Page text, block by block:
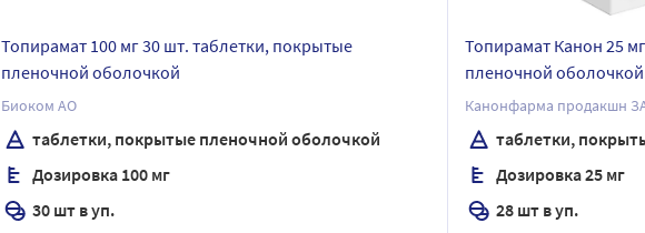
Топирамат 100 мг 30 шт. таблетки, покрытые
пленочной оболочкой
Биоком АО
таблетки, покрытые пленочной оболочкой
Дозировка 100 мг
30 шт в уп.
Топирамат Канон 25
пленочной оболочкой
Канонфарма продакшн
таблетки,
Дозировка 25 мг
28 шт в уп.